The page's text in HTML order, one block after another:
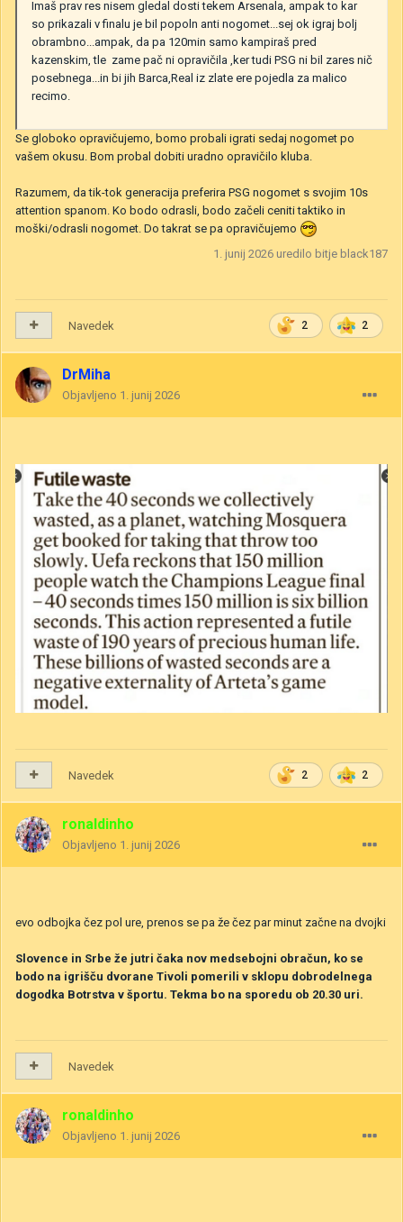
Imaš prav res nisem gledal dosti tekem Arsenala, ampak to kar
so prikazali v finalu je bil popoln anti nogomet...sej ok igraj bolj
obrambno...ampak, da pa 120min samo kampiraš pred
kazenskim, tle zame pač ni opravičila ,ker tudi PSG ni bil zares nič
posebnega...in bi jih Barca,Real iz zlate ere pojedla za malico
recimo.
Se globoko opravičujemo, bomo probali igrati sedaj nogomet po
vašem okusu. Bom probal dobiti uradno opravičilo kluba.
Razumem, da tik-tok generacija preferira PSG nogomet s svojim 10s
attention spanom. Ko bodo odrasli, bodo začeli ceniti taktiko in
moški/odrasli nogomet. Do takrat se pa opravičujemo
1. junij 2026 uredilo bitje black187
2 2
Navedek
DrMiha
Objavljeno 1. junij 2026
2 2
Navedek
ronaldinho
Objavljeno 1. junij 2026
evo odbojka čez pol ure, prenos se pa že čez par minut začne na dvojki
Slovence in Srbe že jutri čaka nov medsebojni obračun, ko se
bodo na igrišču dvorane Tivoli pomerili v sklopu dobrodelnega
dogodka Botrstva v športu. Tekma bo na sporedu ob 20.30 uri.
Navedek
ronaldinho
Objavljeno 1. junij 2026